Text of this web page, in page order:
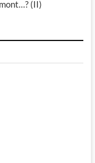
(II)